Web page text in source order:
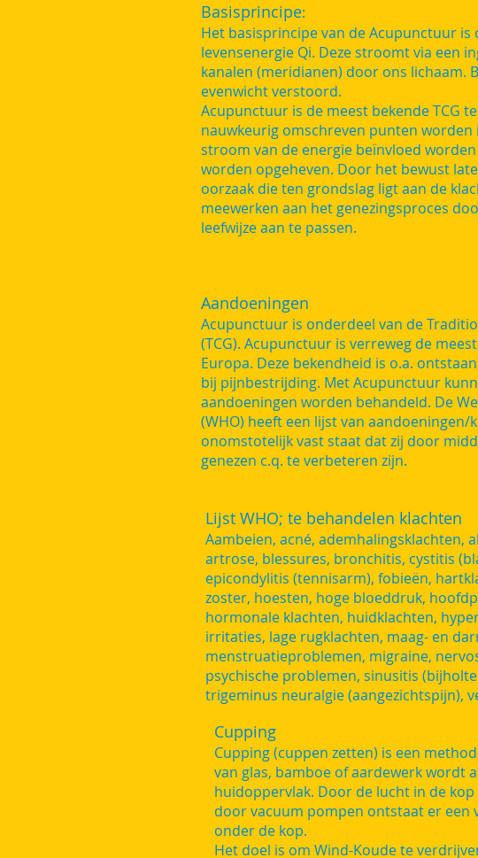
Basisprincipe​:
Het basisprincipe van de Acupunctuur is
levensenergie Qi. Deze stroomt via een
kanalen (meridianen) door ons lichaam.
evenwicht verstoord.
Acupunctuur is de meest bekende TCG
nauwkeurig omschreven punten
stroom van de energie beïnvloed
worden opgeheven. Door het bewust
oorzaak die ten grondslag ligt aan de
meewerken aan het genezingsproces
leefwijze aan te passen.
Aandoeningen
Acupunctuur is onderdeel van de
(TCG). Acupunctuur is verreweg de
Europa. Deze bekendheid is o.a.
bij pijnbestrijding. Met Acupunctuur
aandoeningen worden behandeld. De
(WHO) heeft een lijst van
onomstotelijk vast staat dat zij door
genezen c.q. te verbeteren zijn.
Lijst WHO; te behandelen klachten
Aambeien, acné, ademhalingsklachten,
artrose, blessures, bronchitis, cystitis
epicondylitis (tennisarm), fobieën,
zoster, hoesten, hoge bloeddruk,
hormonale klachten, huidklachten,
irritaties, lage rugklachten, maag- en
menstruatieproblemen, migraine,
psychische problemen, sinusitis
trigeminus neuralgie (aangezichtspijn),
Cupping
Cupping (cuppen zetten) is een
van glas, bamboe of aardewerk wordt
huidoppervlak. Door de lucht in de
door vacuum pompen ontstaat er een
onder de kop.
Het doel is om Wind-Koude te